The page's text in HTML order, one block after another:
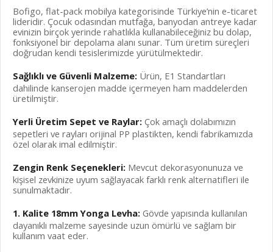
Bofigo, flat-pack mobilya kategorisinde Türkiye’nin e-ticaret
lideridir. Çocuk odasından mutfağa, banyodan antreye kadar
evinizin birçok yerinde rahatlıkla kullanabileceğiniz bu dolap,
fonksiyonel bir depolama alanı sunar. Tüm üretim süreçleri
doğrudan kendi tesislerimizde yürütülmektedir.
Sağlıklı ve Güvenli Malzeme: Ürün, E1 Standartları
dahilinde kanserojen madde içermeyen ham maddelerden
üretilmiştir.
Yerli Üretim Sepet ve Raylar: Çok amaçlı dolabımızın
sepetleri ve rayları orijinal PP plastikten, kendi fabrikamızda
özel olarak imal edilmiştir.
Zengin Renk Seçenekleri: Mevcut dekorasyonunuza ve
kişisel zevkinize uyum sağlayacak farklı renk alternatifleri ile
sunulmaktadır.
1. Kalite 18mm Yonga Levha: Gövde yapısında kullanılan
dayanıklı malzeme sayesinde uzun ömürlü ve sağlam bir
kullanım vaat eder.